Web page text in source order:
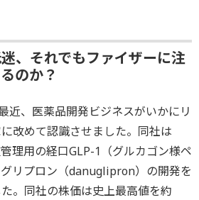
、それでもファイザーに注
のか？
近、医薬品開発ビジネスがいかにリ
改めて認識させました。同社は
理用の経口GLP-1（グルカゴン様ペ
リプロン（danuglipron）の開発を
。同社の株価は史上最高値を約